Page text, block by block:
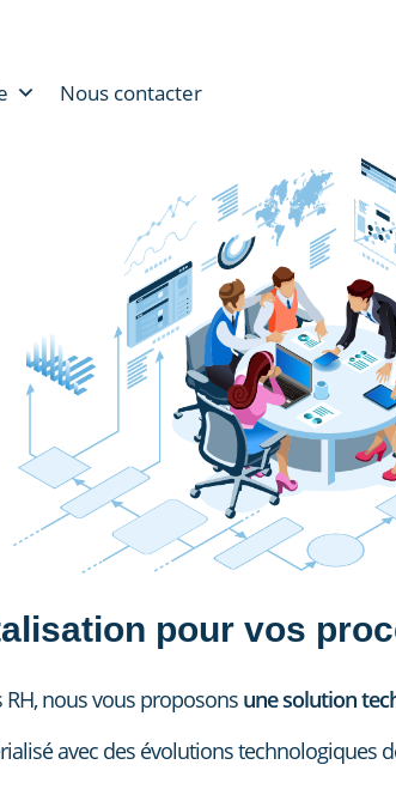
Nous contacter
pour vos
nous vous proposons une solution
avec des évolutions technologiques